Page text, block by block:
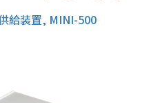
給装置, MINI-500